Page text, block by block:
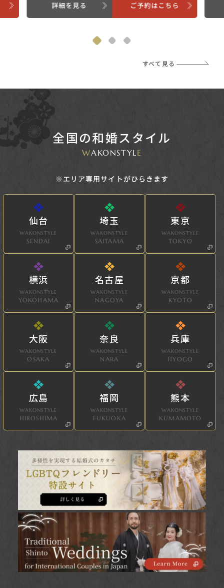
詳細を見る ご予約はこちら
すべて見る
全国の和婚スタイル
WAKONSTYL E
※エリア専用サイトがひらきます
仙台
WAKONSTYLE
SENDAI
埼玉
WAKONSTYLE
SAITAMA
東京
WAKONSTYLE
TOKYO
横浜
WAKONSTYLE
YOKOHAMA
名古屋
WAKONSTYLE
NAGOYA
京都
WAKONSTYLE
KYOTO
大阪
WAKONSTYLE
OSAKA
奈良
WAKONSTYLE
NARA
兵庫
WAKONSTYLE
HYOGO
広島
WAKONSTYLE
HIROSHIMA
福岡
WAKONSTYLE
FUKUOKA
熊本
WAKONSTYLE
KUMAMOTO